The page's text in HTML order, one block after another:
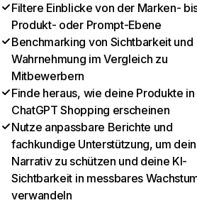
Filtere Einblicke von der Marken-
Produkt- oder Prompt-Ebene
Benchmarking von Sichtbarkeit und
Wahrnehmung im Vergleich zu
Mitbewerbern
Finde heraus, wie deine Produkte in
ChatGPT Shopping erscheinen
Nutze anpassbare Berichte und
fachkundige Unterstützung, um dein
Narrativ zu schützen und deine KI-
Sichtbarkeit in messbares
verwandeln